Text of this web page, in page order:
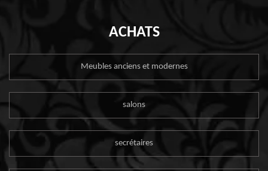
ACHATS
Meubles anciens et modernes
salons
secrétaires